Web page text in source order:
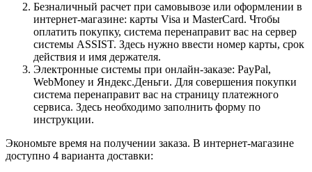
Безналичный расчет при самовывозе или оформлении в
интернет-магазине: карты Visa и MasterCard. Чтобы
оплатить покупку, система перенаправит вас на сервер
системы ASSIST. Здесь нужно ввести номер карты, срок
действия и имя держателя.
Электронные системы при онлайн-заказе: PayPal,
WebMoney и Яндекс.Деньги. Для совершения покупки
система перенаправит вас на страницу платежного
сервиса. Здесь необходимо заполнить форму по
инструкции.
Экономьте время на получении заказа. В интернет-магазине
доступно 4 варианта доставки: